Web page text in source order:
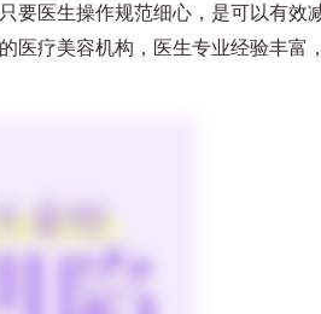
要医生操作规范细心，是可以有效
医疗美容机构，医生专业经验丰富